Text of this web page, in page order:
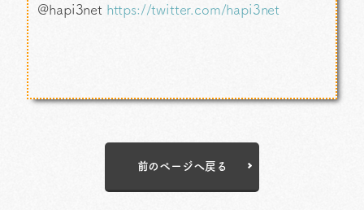
@hapi3net https://twitter.com/hapi3net
前のページへ戻る